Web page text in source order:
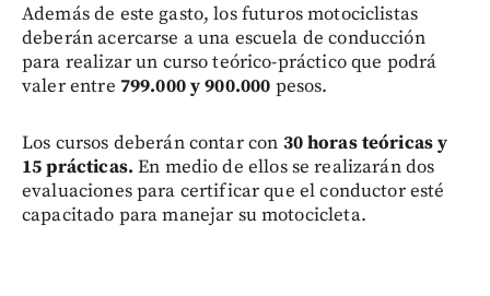
Además de este gasto, los futuros motociclistas
deberán acercarse a una escuela de conducción
para realizar un curso teórico-práctico que podrá
valer entre 799.000 y 900.000 pesos.
Los cursos deberán contar con 30 horas teóricas y
15 prácticas. En medio de ellos se realizarán dos
evaluaciones para certificar que el conductor esté
capacitado para manejar su motocicleta.